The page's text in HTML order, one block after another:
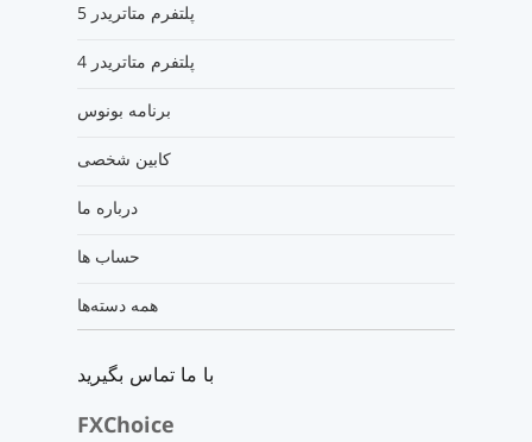
پلتفرم متاتریدر 5
پلتفرم متاتریدر 4
برنامه بونوس
کابین شخصی
درباره ما
حساب ها
همه دسته‌ها
با ما تماس بگیرید
FXChoice